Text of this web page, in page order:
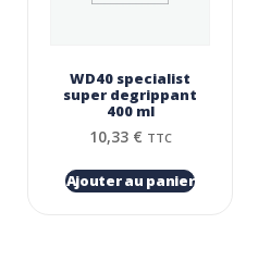
WD40 specialist
super degrippant
400 ml
10,33 € TTC
Ajouter au panier